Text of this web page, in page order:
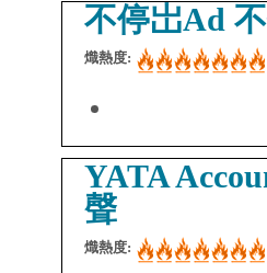
不停岀Ad
熾熱度:
YATA
聲
熾熱度: